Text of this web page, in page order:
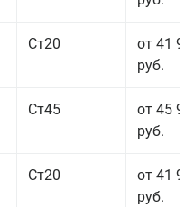
Ст20
от 41
руб.
Ст45
от 45
руб.
Ст20
от 41
руб.